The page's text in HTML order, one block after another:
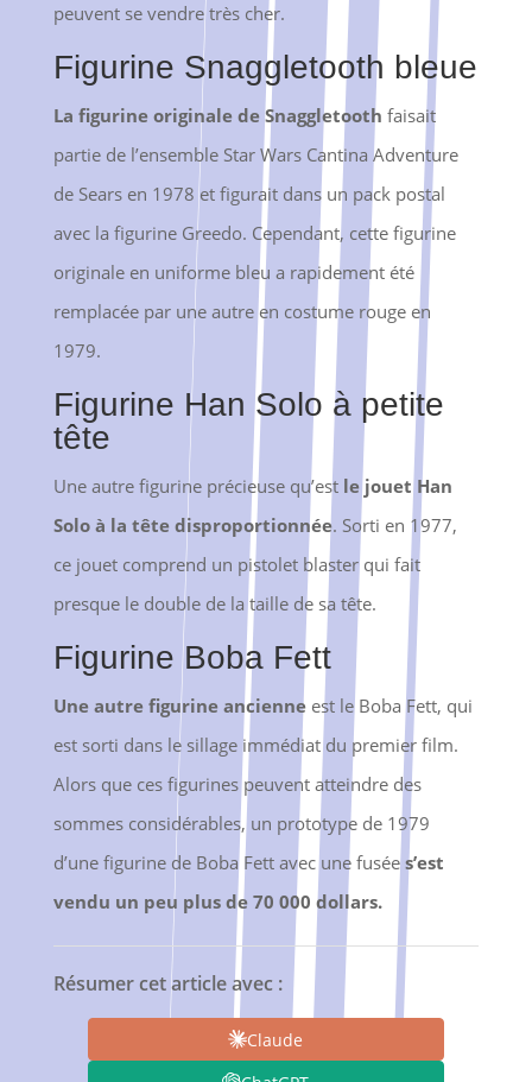
peuvent se vendre très cher.
Figurine Snaggletooth bleue
La figurine originale de Snaggletooth faisait
partie de l’ensemble Star Wars Cantina Adventure
de Sears en 1978 et figurait dans un pack postal
avec la figurine Greedo. Cependant, cette figurine
originale en uniforme bleu a rapidement été
remplacée par une autre en costume rouge en
1979.
Figurine Han Solo à petite
tête
Une autre figurine précieuse qu’estle jouet Han
Solo à la tête disproportionnée. Sorti en 1977,
ce jouet comprend un pistolet blaster qui fait
presque le double de la taille de sa tête.
Figurine Boba Fett
Une autre figurine ancienneest le Boba Fett, qui
est sorti dans le sillage immédiat du premier film.
Alors que ces figurines peuvent atteindre des
sommes considérables, un prototype de 1979
d’une figurine de Boba Fett avec une fusée s’est
vendu un peu plus de 70 000 dollars.
Résumer cet article avec :
Claude